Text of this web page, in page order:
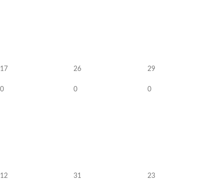
17
0
26
0
29
0
12 31 23